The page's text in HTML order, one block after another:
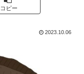
コピー
2023.10.06